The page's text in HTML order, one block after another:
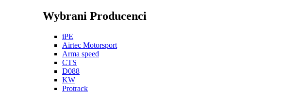
Wybrani Producenci
iPE
Airtec Motorsport
Arma speed
CTS
D088
KW
Protrack